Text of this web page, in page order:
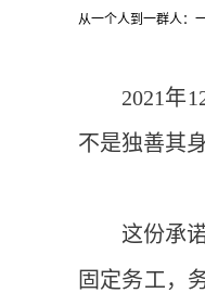
从一个人到一群人：
2021年
不是独善其
这份承
固定务工，